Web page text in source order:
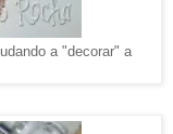
a "decorar" a